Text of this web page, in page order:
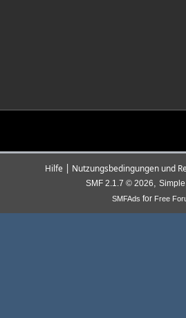
Hilfe | Nutzungsbedingungen und
SMF 2.1.7 © 2026,
SMFAds for Free